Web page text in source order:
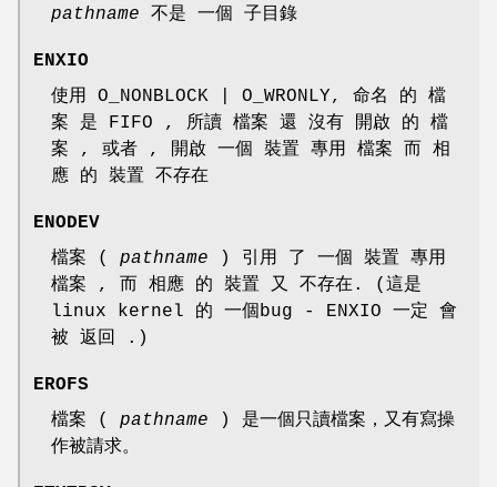
pathname 不是 一個 子目錄
ENXIO
使用 O_NONBLOCK | O_WRONLY, 命名 的 檔
案 是 FIFO , 所讀 檔案 還 沒有 開啟 的 檔
案 , 或者 , 開啟 一個 裝置 專用 檔案 而 相
應 的 裝置 不存在
ENODEV
檔案 ( pathname ) 引用 了 一個 裝置 專用
檔案 , 而 相應 的 裝置 又 不存在. (這是
linux kernel 的 一個bug - ENXIO 一定 會
被 返回 .)
EROFS
檔案 ( pathname ) 是一個只讀檔案，又有寫操
作被請求。